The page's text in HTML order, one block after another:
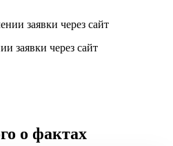
заявки через сайт
о фактах